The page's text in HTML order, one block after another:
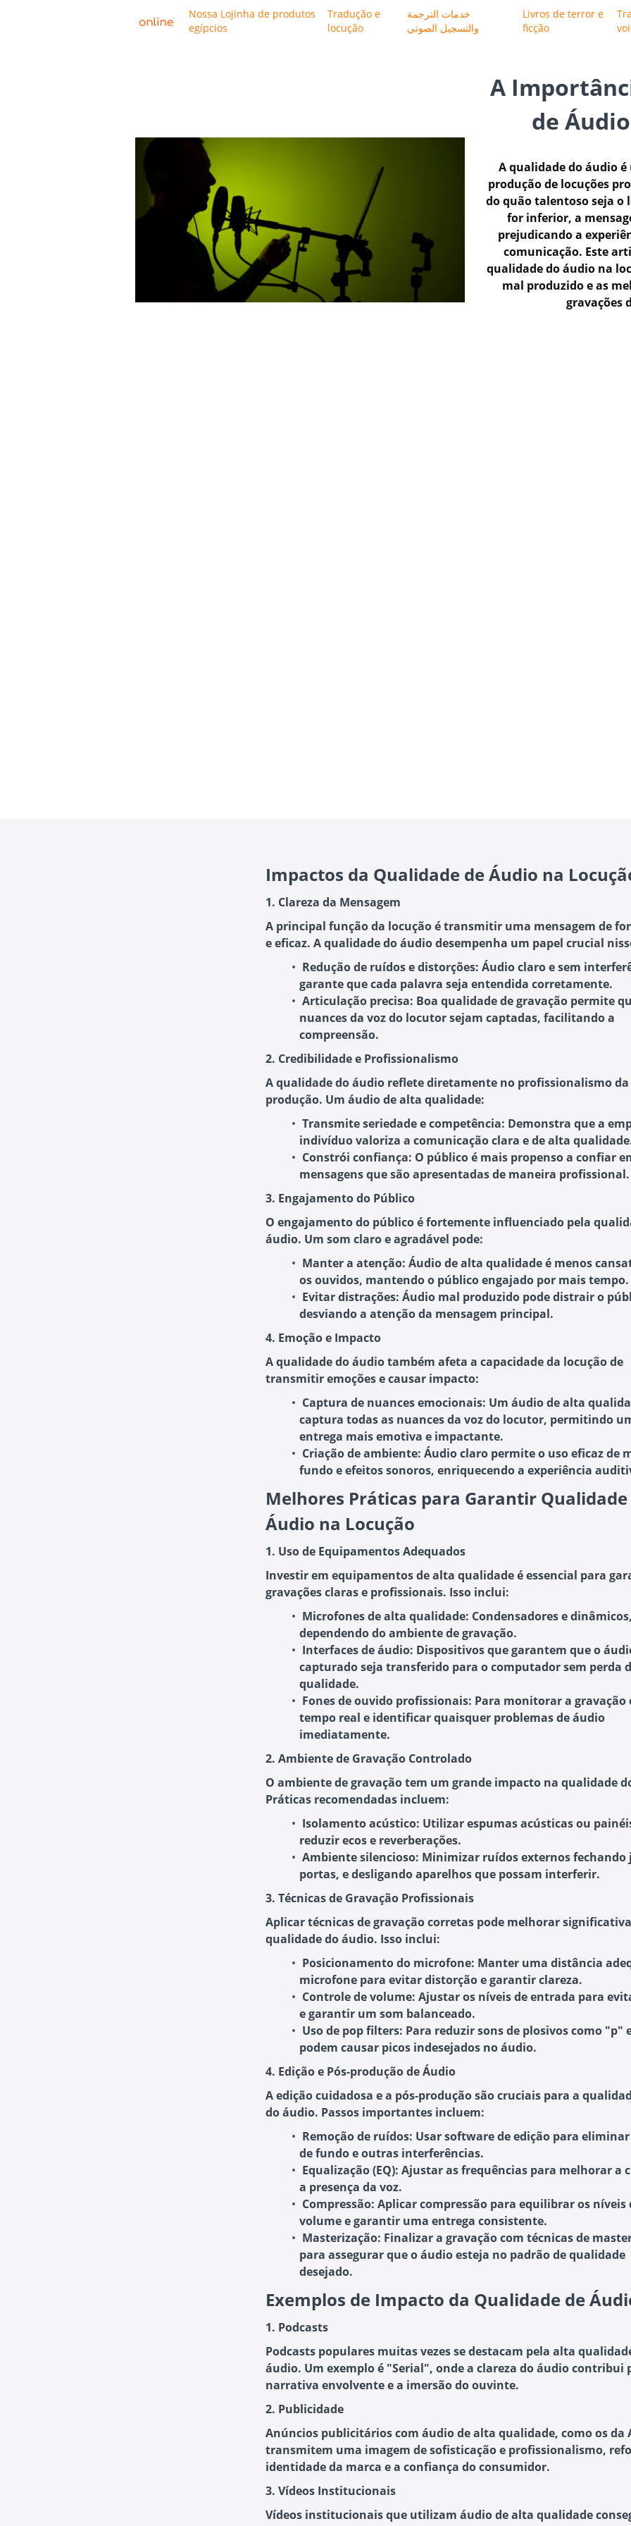
Nossa Lojinha de produtos
egípcios
Tradução e
locução
خدمات الترجمة
والتسجيل الصوتي
Livros de terror e
ficção
A
de
A qualidade do áudio
produção de locuções
do quão talentoso seja o
for inferior, a
prejudicando a
comunicação. Este
qualidade do áudio na
mal produzido e as
gravações
Impactos da Qualidade de Áudio na
1. Clareza da Mensagem
A principal função da locução é transmitir uma mensagem de
e eficaz. A qualidade do áudio desempenha um papel crucial
Redução de ruídos e distorções: Áudio claro e sem
garante que cada palavra seja entendida corretamente.
Articulação precisa: Boa qualidade de gravação permite
nuances da voz do locutor sejam captadas, facilitando a
compreensão.
2. Credibilidade e Profissionalismo
A qualidade do áudio reflete diretamente no profissionalismo da
produção. Um áudio de alta qualidade:
Transmite seriedade e competência: Demonstra que a
indivíduo valoriza a comunicação clara e de alta
Constrói confiança: O público é mais propenso a confiar
mensagens que são apresentadas de maneira profissional.
3. Engajamento do Público
O engajamento do público é fortemente influenciado pela
áudio. Um som claro e agradável pode:
Manter a atenção: Áudio de alta qualidade é menos
os ouvidos, mantendo o público engajado por mais tempo.
Evitar distrações: Áudio mal produzido pode distrair o
desviando a atenção da mensagem principal.
4. Emoção e Impacto
A qualidade do áudio também afeta a capacidade da locução de
transmitir emoções e causar impacto:
Captura de nuances emocionais: Um áudio de alta
captura todas as nuances da voz do locutor, permitindo
entrega mais emotiva e impactante.
Criação de ambiente: Áudio claro permite o uso eficaz de
fundo e efeitos sonoros, enriquecendo a experiência
Melhores Práticas para Garantir Qualidade
Áudio na Locução
1. Uso de Equipamentos Adequados
Investir em equipamentos de alta qualidade é essencial para
gravações claras e profissionais. Isso inclui:
Microfones de alta qualidade: Condensadores e dinâmicos,
dependendo do ambiente de gravação.
Interfaces de áudio: Dispositivos que garantem que o
capturado seja transferido para o computador sem perda
qualidade.
Fones de ouvido profissionais: Para monitorar a gravação
tempo real e identificar quaisquer problemas de áudio
imediatamente.
2. Ambiente de Gravação Controlado
O ambiente de gravação tem um grande impacto na qualidade
Práticas recomendadas incluem:
Isolamento acústico: Utilizar espumas acústicas ou
reduzir ecos e reverberações.
Ambiente silencioso: Minimizar ruídos externos fechando
portas, e desligando aparelhos que possam interferir.
3. Técnicas de Gravação Profissionais
Aplicar técnicas de gravação corretas pode melhorar
qualidade do áudio. Isso inclui:
Posicionamento do microfone: Manter uma distância
microfone para evitar distorção e garantir clareza.
Controle de volume: Ajustar os níveis de entrada para
e garantir um som balanceado.
Uso de pop filters: Para reduzir sons de plosivos como "p"
podem causar picos indesejados no áudio.
4. Edição e Pós-produção de Áudio
A edição cuidadosa e a pós-produção são cruciais para a
do áudio. Passos importantes incluem:
Remoção de ruídos: Usar software de edição para
de fundo e outras interferências.
Equalização (EQ): Ajustar as frequências para melhorar a
a presença da voz.
Compressão: Aplicar compressão para equilibrar os níveis
volume e garantir uma entrega consistente.
Masterização: Finalizar a gravação com técnicas de
para assegurar que o áudio esteja no padrão de qualidade
desejado.
Exemplos de Impacto da Qualidade de
1. Podcasts
Podcasts populares muitas vezes se destacam pela alta
áudio. Um exemplo é "Serial", onde a clareza do áudio contribui
narrativa envolvente e a imersão do ouvinte.
2. Publicidade
Anúncios publicitários com áudio de alta qualidade, como os da
transmitem uma imagem de sofisticação e profissionalismo,
identidade da marca e a confiança do consumidor.
3. Vídeos Institucionais
Vídeos institucionais que utilizam áudio de alta qualidade